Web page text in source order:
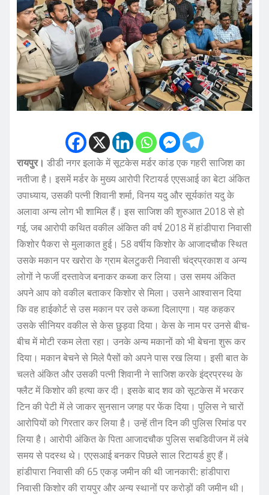
रायपुर। डीडी नगर इलाके में सूटकेस मर्डर कांड एक गहरी साजिश का
नतीजा है। इसमें मर्डर के मुख्य आरोपी रिटायर्ड एएसआई का बेटा अंकित
उपाध्याय, उसकी पत्नी शिवानी शर्मा, विनय यदु और सूर्यकांत यदु के
अलावा अन्य लोग भी शामिल हैं। इस साजिश की शुरुआत 2018 से हो
गई, जब आरोपी कथित वकील अंकित की वर्ष 2018 में हांडीपारा निवासी
किशोर पैकरा से मुलाकात हुई। 58 वर्षीय किशोर के आजादचौक स्थित
उसके मकान पर खरोरा के ग्राम बेलटुकरी निवासी चंद्रप्रकाश व अन्य
लोगों ने फर्जी दस्तावेज बनाकर कब्जा कर लिया। उस समय अंकित
अपने आप को वकील बताकर किशोर से मिला। उसने आश्वासन दिया
कि वह हाईकोर्ट से उस मकान पर उसे कब्जा दिलाएगा। यह कहकर
उसके सीनियर वकील से केस छुड़वा दिया। केस के नाम पर उनसे बीच-
बीच में मोटी रकम लेता रहा। उनके अन्य मकानों को भी बेचना शुरू कर
दिया। मकान बेचने से मिले पैसों को अपने पास रख लिया। इसी बात के
चलते अंकित और उसकी पत्नी शिवानी ने साजिश करके इंद्रप्रस्थ के
फ्लैट में किशोर की हत्या कर दी। इसके बाद शव को सूटकेस में भरकर
टिन की पेटी में ले जाकर सुनसान जगह पर फेंक दिया। पुलिस ने चारों
आरोपियों को गिरतार कर लिया है। उन्हें तीन दिन की पुलिस रिमांड पर
लिया है। आरोपी अंकित के पिता आजादचौक पुलिस सबडिवीजन में लंबे
समय से पदस्थ थे। एएसआई बनकर पिछले साल रिटायर्ड हुए हैं।
हांडीपारा निवासी की 65 एकड़ जमीन की थी जानकारी: हांडीपारा
निवासी किशोर की रायपुर और अन्य स्थानों पर करोड़ों की जमीन थी।